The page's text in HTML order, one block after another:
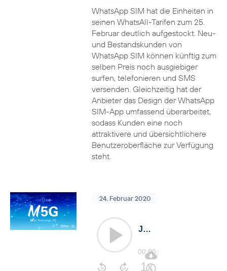
WhatsApp SIM hat die Einheiten in
seinen WhatsAll-Tarifen zum 25.
Februar deutlich aufgestockt. Neu-
und Bestandskunden von
WhatsApp SIM können künftig zum
selben Preis noch ausgiebiger
surfen, telefonieren und SMS
versenden. Gleichzeitig hat der
Anbieter das Design der WhatsApp
SIM-App umfassend überarbeitet,
sodass Kunden eine noch
attraktivere und übersichtlichere
Benutzeroberfläche zur Verfügung
steht.
24. Februar 2020